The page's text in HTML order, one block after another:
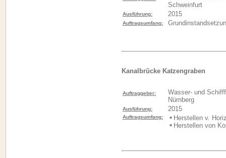
Schweinfurt
Ausführung: 2015
Auftragsumfang:
Kanalbrücke Katzengraben
Auftraggeber:
Wasser- und
Nürnberg
Ausführung: 2015
Auftragsumfang:
Herstellen v.
Herstellen von